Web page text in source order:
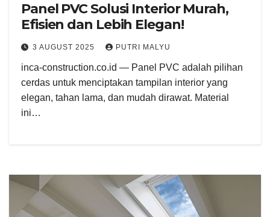
Panel PVC Solusi Interior Murah,
Efisien dan Lebih Elegan!
3 AUGUST 2025 PUTRI MALYU
inca-construction.co.id — Panel PVC adalah pilihan
cerdas untuk menciptakan tampilan interior yang
elegan, tahan lama, dan mudah dirawat. Material
ini…